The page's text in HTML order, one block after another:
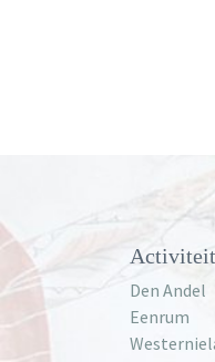
Den Andel
Eenrum